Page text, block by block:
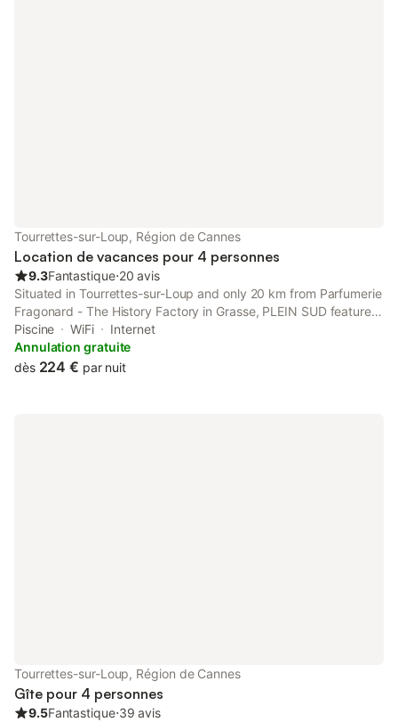
Tourrettes-sur-Loup, Région de Cannes
Location de vacances pour 4 personnes
9.3Fantastique⋅20 avis
Situated in Tourrettes-sur-Loup and only 20 km from Parfumerie
Fragonard - The History Factory in Grasse, PLEIN SUD features
accommodation with mountain views, free WiFi and free private
parking.
Piscine WiFi
Internet
Annulation gratuite
dès 224 € par nuit
Tourrettes-sur-Loup, Région de Cannes
Gîte pour 4 personnes
9.5Fantastique⋅39 avis